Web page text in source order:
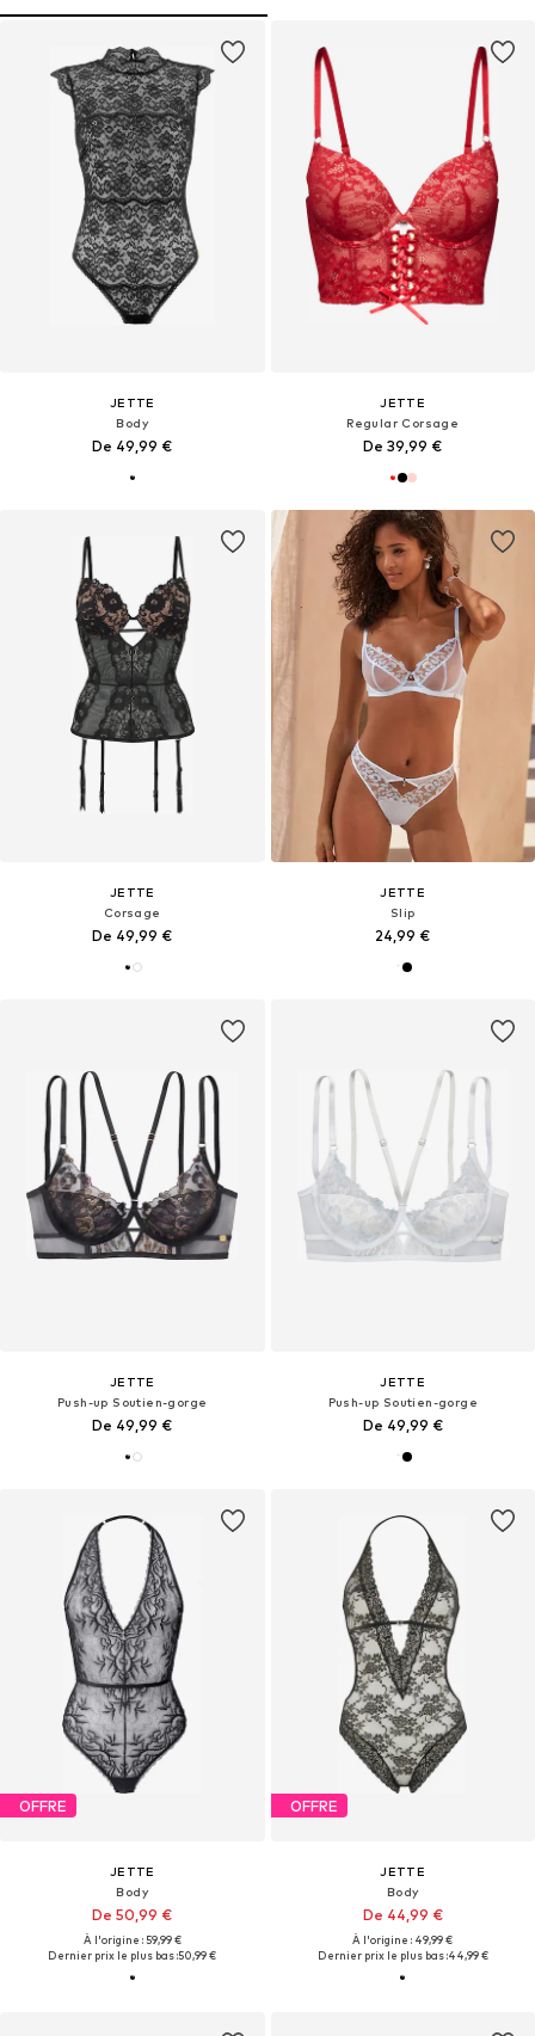
JETTE
Body
De 49,99 €
JETTE
Regular Corsage
De 39,99 €
JETTE
Corsage
De 49,99 €
JETTE
Slip
24,99 €
JETTE
Push-up Soutien-gorge
De 49,99 €
JETTE
Push-up Soutien-gorge
De 49,99 €
OFFRE
JETTE
Body
De 50,99 €
À l'origine : 59,99 €
Dernier prix le plus bas :50,99 €
OFFRE
JETTE
Body
De 44,99 €
À l'origine : 49,99 €
Dernier prix le plus bas :44,99 €